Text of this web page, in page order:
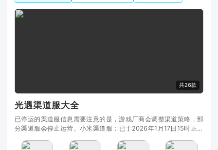
共26款
光遇渠道服大全
已停运的渠道服信息需要注意的是，游戏厂商会调整渠道策略，部
分渠道服会停止运营。小米渠道服：已于2026年1月17日15时正式